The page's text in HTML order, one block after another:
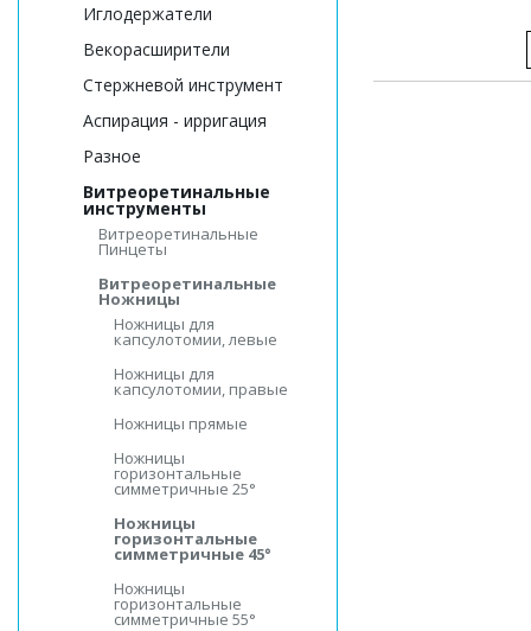
Иглодержатели
Векорасширители
Стержневой инструмент
Аспирация - ирригация
Разное
Витреоретинальные
инструменты
Витреоретинальные
Пинцеты
Витреоретинальные
Ножницы
Ножницы для
капсулотомии, левые
Ножницы для
капсулотомии, правые
Ножницы прямые
Ножницы
горизонтальные
симметричные 25°
Ножницы
горизонтальные
симметричные 45°
Ножницы
горизонтальные
симметричные 55°